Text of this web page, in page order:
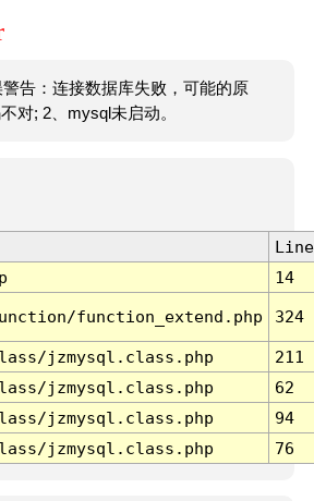
告：连接数据库失败，可能的原
对; 2、mysql未启动。
Line
14
function_extend.php 324
jzmysql.class.php
211
jzmysql.class.php
62
jzmysql.class.php
94
jzmysql.class.php 76